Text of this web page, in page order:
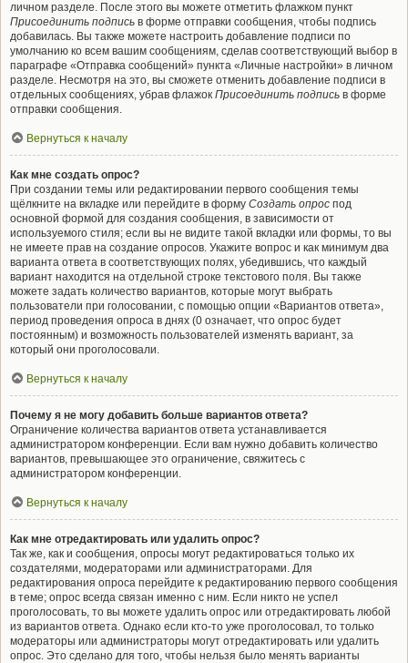
личном разделе. После этого вы можете отметить флажком пункт
Присоединить подпись в форме отправки сообщения, чтобы подпись
добавилась. Вы также можете настроить добавление подписи по
умолчанию ко всем вашим сообщениям, сделав соответствующий выбор в
параграфе «Отправка сообщений» пункта «Личные настройки» в личном
разделе. Несмотря на это, вы сможете отменить добавление подписи в
отдельных сообщениях, убрав флажок Присоединить подпись в форме
отправки сообщения.
Вернуться к началу
Как мне создать опрос?
При создании темы или редактировании первого сообщения темы
щёлкните на вкладке или перейдите в форму Создать опрос под
основной формой для создания сообщения, в зависимости от
используемого стиля; если вы не видите такой вкладки или формы, то вы
не имеете прав на создание опросов. Укажите вопрос и как минимум два
варианта ответа в соответствующих полях, убедившись, что каждый
вариант находится на отдельной строке текстового поля. Вы также
можете задать количество вариантов, которые могут выбрать
пользователи при голосовании, с помощью опции «Вариантов ответа»,
период проведения опроса в днях (0 означает, что опрос будет
постоянным) и возможность пользователей изменять вариант, за
который они проголосовали.
Вернуться к началу
Почему я не могу добавить больше вариантов ответа?
Ограничение количества вариантов ответа устанавливается
администратором конференции. Если вам нужно добавить количество
вариантов, превышающее это ограничение, свяжитесь с
администратором конференции.
Вернуться к началу
Как мне отредактировать или удалить опрос?
Так же, как и сообщения, опросы могут редактироваться только их
создателями, модераторами или администраторами. Для
редактирования опроса перейдите к редактированию первого сообщения
в теме; опрос всегда связан именно с ним. Если никто не успел
проголосовать, то вы можете удалить опрос или отредактировать любой
из вариантов ответа. Однако если кто-то уже проголосовал, то только
модераторы или администраторы могут отредактировать или удалить
опрос. Это сделано для того, чтобы нельзя было менять варианты